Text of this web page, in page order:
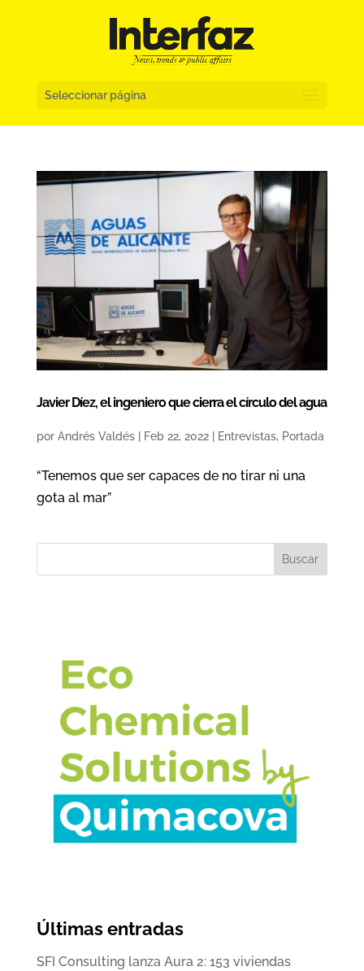
Seleccionar página
Javier Díez, el ingeniero que cierra el círculo del agua
por Andrés Valdés| Feb 22, 2022| Entrevistas, Portada
“Tenemos que ser capaces de no tirar ni una
gota al mar”
Buscar
Últimas entradas
SFI Consulting lanza Aura 2: 153 viviendas